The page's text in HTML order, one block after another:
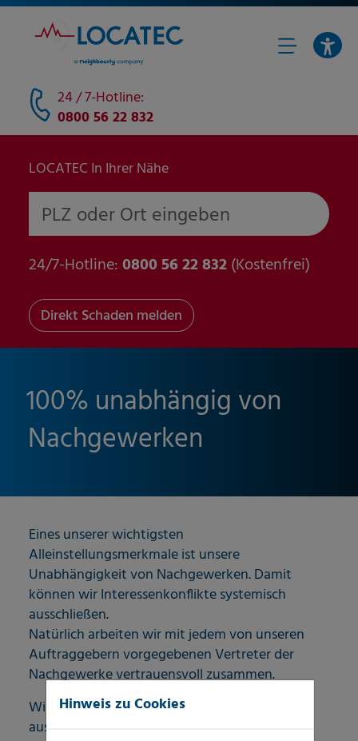
24 / 7-Hotline:
0800 56 22 832
100% unabhängig von
Nachgewerken
LOCATEC In Ihrer Nähe
PLZ oder Ort eingeben
24/7-Hotline:0800 56 22 832(Kostenfrei)
Direkt Schaden melden
Eines unserer wichtigsten
Alleinstellungsmerkmale ist unsere
Unabhängigkeit von Nachgewerken. Damit
können wir Interessenkonflikte systemisch
ausschließen.
Natürlich arbeiten wir mit jedem von unseren
Auftraggebern vorgegebenen Vertreter der
Nachgewerke vertrauensvoll zusammen.
Wir sind als erster Experte am Schadenort
ausschließlich den Interessen unserer
Hinweis zu Cookies